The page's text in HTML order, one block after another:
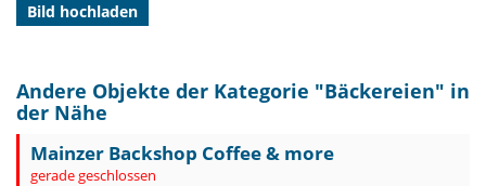
Bild hochladen
Andere Objekte der Kategorie "Bäckereien" in
der Nähe
Mainzer Backshop Coffee & more
gerade geschlossen